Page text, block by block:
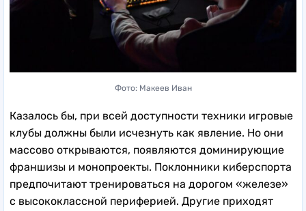
Фото: Макеев Иван
Казалось бы, при всей доступности техники игровые
клубы должны были исчезнуть как явление. Но они
массово открываются, появляются доминирующие
франшизы и монопроекты. Поклонники киберспорта
предпочитают тренироваться на дорогом «железе»
с высококлассной периферией. Другие приходят